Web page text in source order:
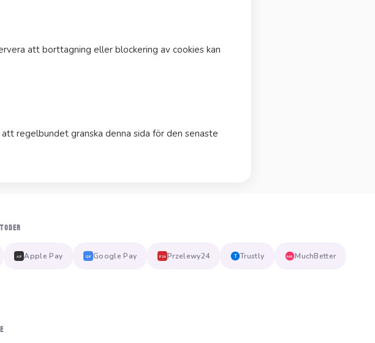
att borttagning eller blockering av cookies kan
regelbundet granska denna sida för den senaste
AP Apple Pay GP Google Pay P24 Przelewy24 T Trustly MB MuchBetter